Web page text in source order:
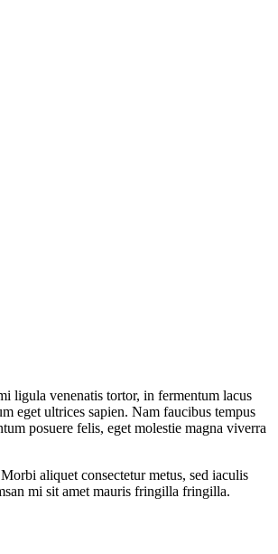
ligula venenatis tortor, in fermentum lacus
eget ultrices sapien. Nam faucibus tempus
posuere felis, eget molestie magna viverra
aliquet consectetur metus, sed iaculis
mi sit amet mauris fringilla fringilla.